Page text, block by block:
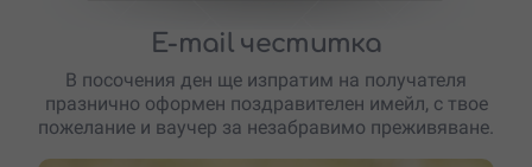
E-mail честитка
В посочения ден ще изпратим на получателя
празнично оформен поздравителен имейл, с твое
пожелание и ваучер за незабравимо преживяване.